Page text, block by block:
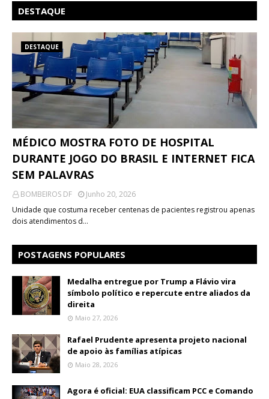
DESTAQUE
DESTAQUE
MÉDICO MOSTRA FOTO DE HOSPITAL
DURANTE JOGO DO BRASIL E INTERNET FICA
SEM PALAVRAS
BOMBEIROS DF
Junho 20, 2026
Unidade que costuma receber centenas de pacientes registrou apenas
dois atendimentos d…
POSTAGENS POPULARES
Medalha entregue por Trump a Flávio vira
símbolo político e repercute entre aliados da
direita
Maio 27, 2026
Rafael Prudente apresenta projeto nacional
de apoio às famílias atípicas
Maio 28, 2026
Agora é oficial: EUA classificam PCC e Comando